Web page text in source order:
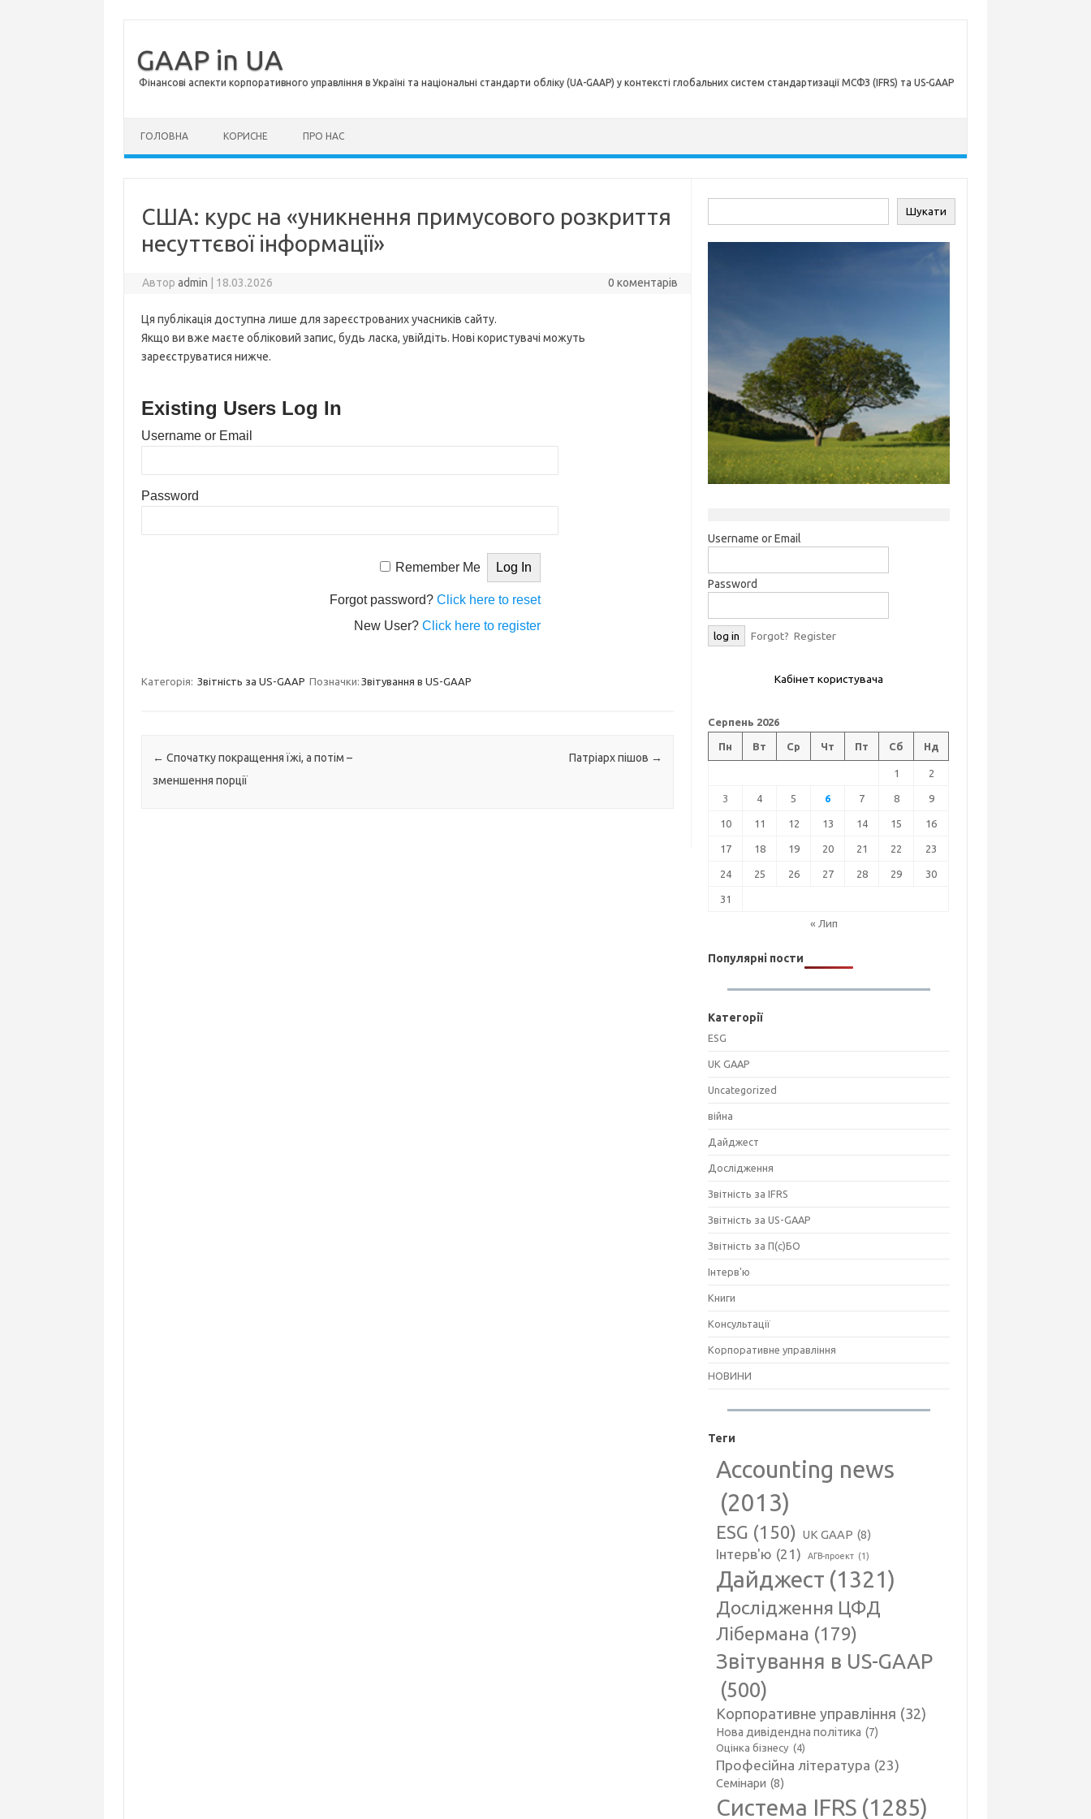
GAAP in UA
Фінансові аспекти корпоративного управління в Україні та національні стандарти обліку (UA-GAAP) у контексті глобальних систем стандартизації МСФЗ (IFRS) та US-GAAP
ГОЛОВНА КОРИСНЕ ПРО НАС
США: курс на «уникнення примусового розкриття
несуттєвої інформації»
Авторadmin 18.03.2026 0 коментарів
Ця публікація доступна лише для зареєстрованих учасників сайту.
Якщо ви вже маєте обліковий запис, будь ласка, увійдіть. Нові користувачі можуть
зареєструватися нижче.
Existing Users Log In
Username or Email
Password
Remember Me
Forgot password? Click here to reset
New User? Click here to register
Категорія: Звітність за US-GAAP Позначки: Звітування в US-GAAP
Навігація по запису
← Спочатку покращення їжі, а потім –
зменшення порції
Патріарх пішов →
Шукати
Username or Email
Password
Forgot? Register
Кабінет користувача
Серпень 2026
Пн Вт Ср Чт Пт Сб Нд
1 2
3 4 5 6 7 8 9
10 11 12 13 14 15 16
17 18 19 20 21 22 23
24 25 26 27 28 29 30
31
« Лип
Популярні пости
Категорії
ESG
UK GAAP
Uncategorized
війна
Дайджест
Дослідження
Звітність за IFRS
Звітність за US-GAAP
Звітність за П(с)БО
Інтерв'ю
Книги
Консультації
Корпоративне управління
НОВИНИ
Теги
Accounting news
(2013)
ESG (150) UK GAAP (8)
Інтерв'ю (21) АГВ-проект (1)
Дайджест (1321)
Дослідження ЦФД
Лібермана (179)
Звітування в US-GAAP
(500)
Корпоративне управління (32)
Нова дивідендна політика (7)
Оцінка бізнесу (4)
Професійна література (23)
Семінари (8)
Система IFRS (1285)